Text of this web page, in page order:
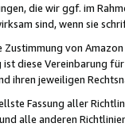
die wir ggf. im
sind, wenn sie
von
diese Vereinbarung
ihren jeweiligen
Fassung aller
alle anderen